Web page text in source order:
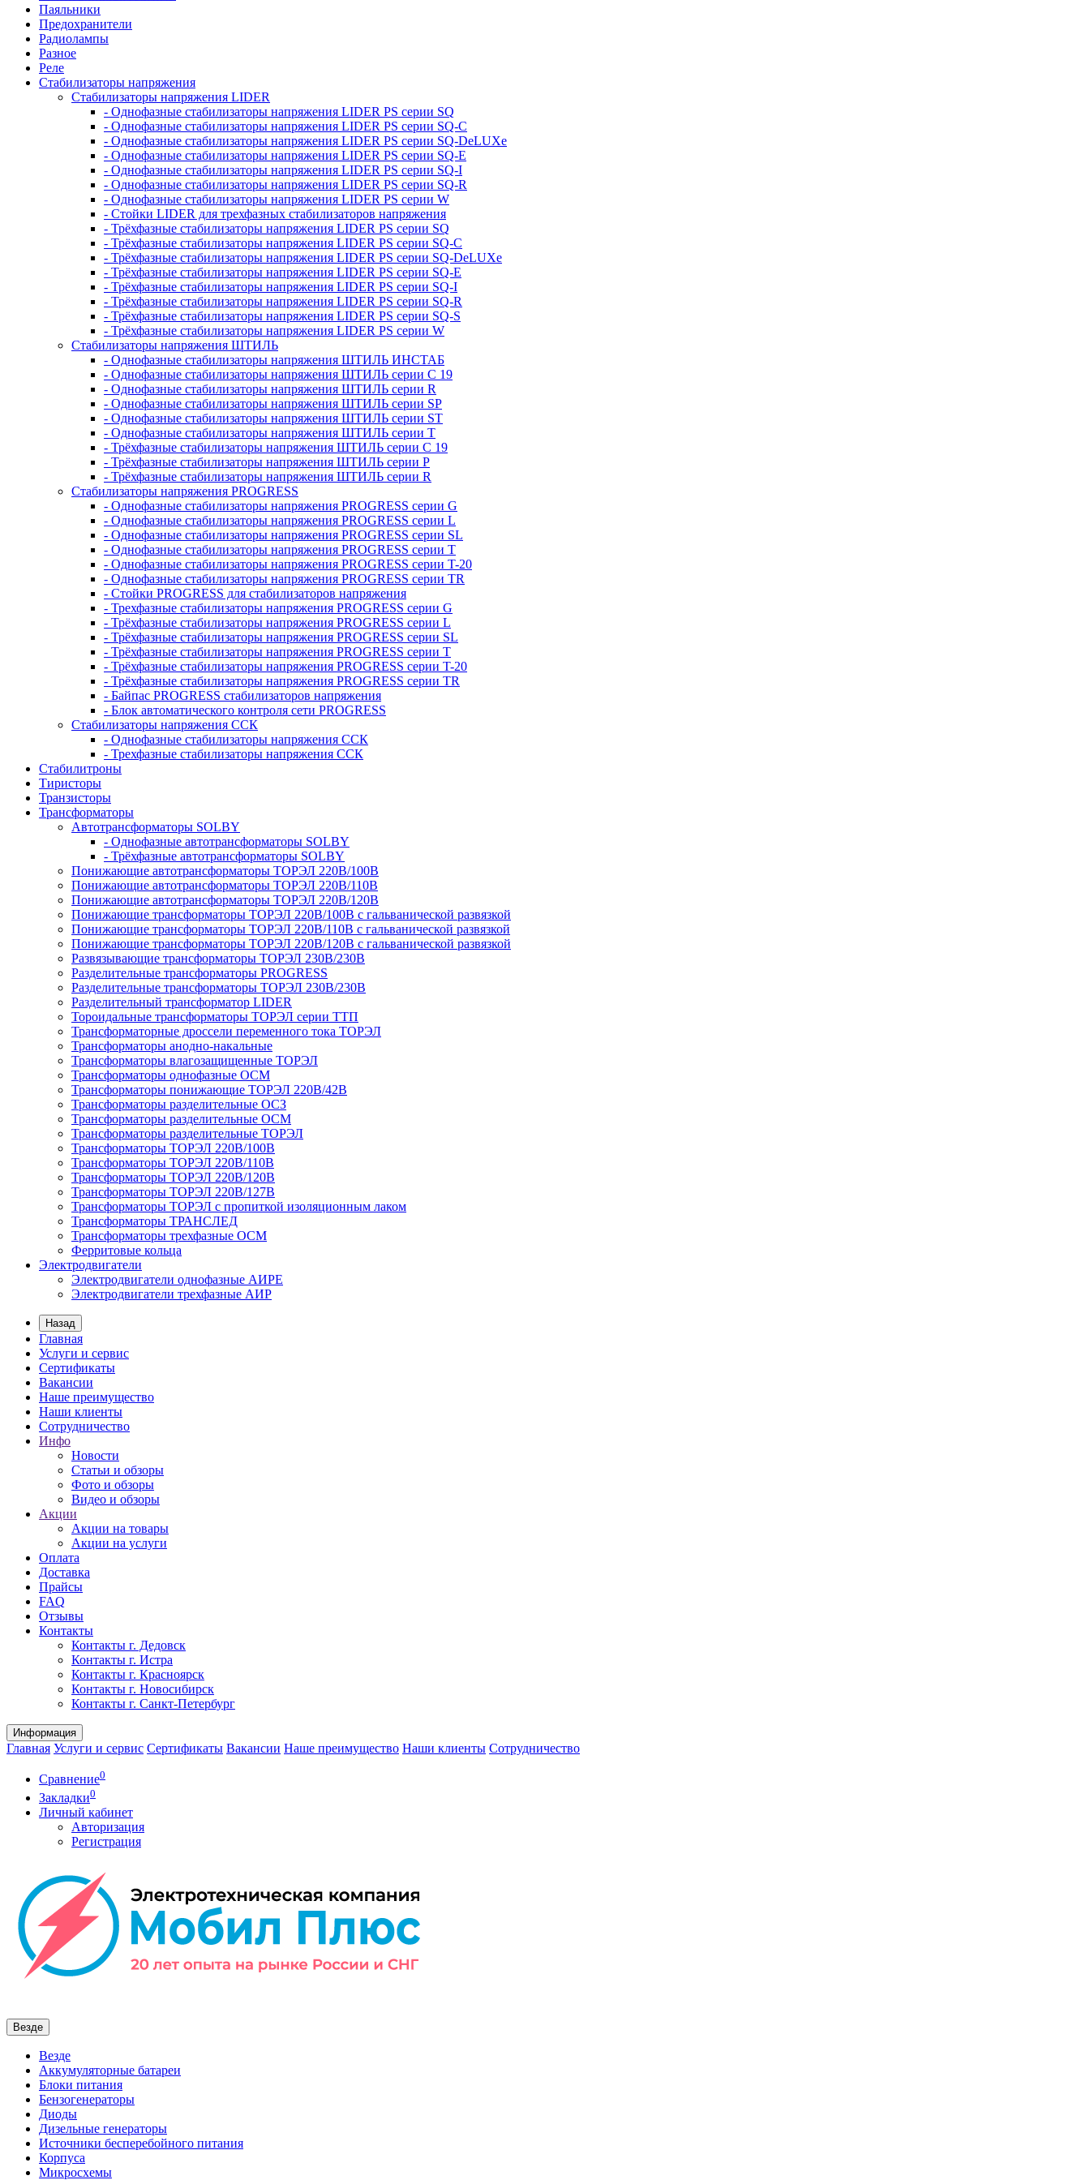
Паяльники
Предохранители
Радиолампы
Разное
Реле
Стабилизаторы напряжения
Стабилизаторы напряжения LIDER
- Однофазные стабилизаторы напряжения LIDER PS серии SQ
- Однофазные стабилизаторы напряжения LIDER PS серии SQ-C
- Однофазные стабилизаторы напряжения LIDER PS серии SQ-DeLUXe
- Однофазные стабилизаторы напряжения LIDER PS серии SQ-E
- Однофазные стабилизаторы напряжения LIDER PS серии SQ-I
- Однофазные стабилизаторы напряжения LIDER PS серии SQ-R
- Однофазные стабилизаторы напряжения LIDER PS серии W
- Стойки LIDER для трехфазных стабилизаторов напряжения
- Трёхфазные стабилизаторы напряжения LIDER PS серии SQ
- Трёхфазные стабилизаторы напряжения LIDER PS серии SQ-C
- Трёхфазные стабилизаторы напряжения LIDER PS серии SQ-DeLUXe
- Трёхфазные стабилизаторы напряжения LIDER PS серии SQ-E
- Трёхфазные стабилизаторы напряжения LIDER PS серии SQ-I
- Трёхфазные стабилизаторы напряжения LIDER PS серии SQ-R
- Трёхфазные стабилизаторы напряжения LIDER PS серии SQ-S
- Трёхфазные стабилизаторы напряжения LIDER PS серии W
Стабилизаторы напряжения ШТИЛЬ
- Однофазные стабилизаторы напряжения ШТИЛЬ ИНСТАБ
- Однофазные стабилизаторы напряжения ШТИЛЬ серии C 19
- Однофазные стабилизаторы напряжения ШТИЛЬ серии R
- Однофазные стабилизаторы напряжения ШТИЛЬ серии SP
- Однофазные стабилизаторы напряжения ШТИЛЬ серии ST
- Однофазные стабилизаторы напряжения ШТИЛЬ серии T
- Трёхфазные стабилизаторы напряжения ШТИЛЬ серии C 19
- Трёхфазные стабилизаторы напряжения ШТИЛЬ серии P
- Трёхфазные стабилизаторы напряжения ШТИЛЬ серии R
Стабилизаторы напряжения PROGRESS
- Однофазные стабилизаторы напряжения PROGRESS серии G
- Однофазные стабилизаторы напряжения PROGRESS серии L
- Однофазные стабилизаторы напряжения PROGRESS серии SL
- Однофазные стабилизаторы напряжения PROGRESS серии T
- Однофазные стабилизаторы напряжения PROGRESS серии T-20
- Однофазные стабилизаторы напряжения PROGRESS серии TR
- Стойки PROGRESS для стабилизаторов напряжения
- Трехфазные стабилизаторы напряжения PROGRESS серии G
- Трёхфазные стабилизаторы напряжения PROGRESS серии L
- Трёхфазные стабилизаторы напряжения PROGRESS серии SL
- Трёхфазные стабилизаторы напряжения PROGRESS серии T
- Трёхфазные стабилизаторы напряжения PROGRESS серии T-20
- Трёхфазные стабилизаторы напряжения PROGRESS серии TR
- Байпас PROGRESS стабилизаторов напряжения
- Блок автоматического контроля сети PROGRESS
Стабилизаторы напряжения ССК
- Однофазные стабилизаторы напряжения ССК
- Трехфазные стабилизаторы напряжения ССК
Стабилитроны
Тиристоры
Транзисторы
Трансформаторы
Автотрансформаторы SOLBY
- Однофазные автотрансформаторы SOLBY
- Трёхфазные автотрансформаторы SOLBY
Понижающие автотрансформаторы ТОРЭЛ 220В/100В
Понижающие автотрансформаторы ТОРЭЛ 220В/110В
Понижающие автотрансформаторы ТОРЭЛ 220В/120В
Понижающие трансформаторы ТОРЭЛ 220В/100В с гальванической развязкой
Понижающие трансформаторы ТОРЭЛ 220В/110В с гальванической развязкой
Понижающие трансформаторы ТОРЭЛ 220В/120В с гальванической развязкой
Развязывающие трансформаторы ТОРЭЛ 230В/230В
Разделительные трансформаторы PROGRESS
Разделительные трансформаторы ТОРЭЛ 230В/230В
Разделительный трансформатор LIDER
Тороидальные трансформаторы ТОРЭЛ серии ТТП
Трансформаторные дроссели переменного тока ТОРЭЛ
Трансформаторы анодно-накальные
Трансформаторы влагозащищенные ТОРЭЛ
Трансформаторы однофазные ОСМ
Трансформаторы понижающие ТОРЭЛ 220В/42В
Трансформаторы разделительные ОСЗ
Трансформаторы разделительные ОСМ
Трансформаторы разделительные ТОРЭЛ
Трансформаторы ТОРЭЛ 220В/100В
Трансформаторы ТОРЭЛ 220В/110В
Трансформаторы ТОРЭЛ 220В/120В
Трансформаторы ТОРЭЛ 220В/127В
Трансформаторы ТОРЭЛ с пропиткой изоляционным лаком
Трансформаторы ТРАНСЛЕД
Трансформаторы трехфазные ОСМ
Ферритовые кольца
Электродвигатели
Электродвигатели однофазные АИРЕ
Электродвигатели трехфазные АИР
Назад
Главная
Услуги и сервис
Сертификаты
Вакансии
Наше преимущество
Наши клиенты
Сотрудничество
Инфо
Новости
Статьи и обзоры
Фото и обзоры
Видео и обзоры
Акции
Акции на товары
Акции на услуги
Оплата
Доставка
Прайсы
FAQ
Отзывы
Контакты
Контакты г. Дедовск
Контакты г. Истра
Контакты г. Красноярск
Контакты г. Новосибирск
Контакты г. Санкт-Петербург
Информация
Главная Услуги и сервис Сертификаты Вакансии Наше преимущество Наши клиенты Сотрудничество
Сравнение0
Закладки0
Личный кабинет
Авторизация
Регистрация
Везде
Везде
Аккумуляторные батареи
Блоки питания
Бензогенераторы
Диоды
Дизельные генераторы
Источники бесперебойного питания
Корпуса
Микросхемы